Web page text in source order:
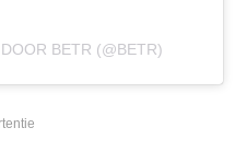
BETR (@BETR)